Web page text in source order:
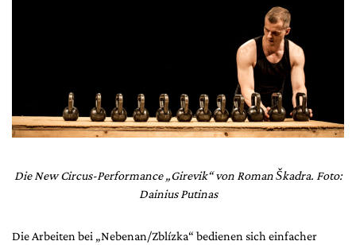
Die New Circus-Performance „Girevik“ von Roman Škadra. Foto:
Dainius Putinas
Die Arbeiten bei „Nebenan/Zblízka“ bedienen sich einfacher